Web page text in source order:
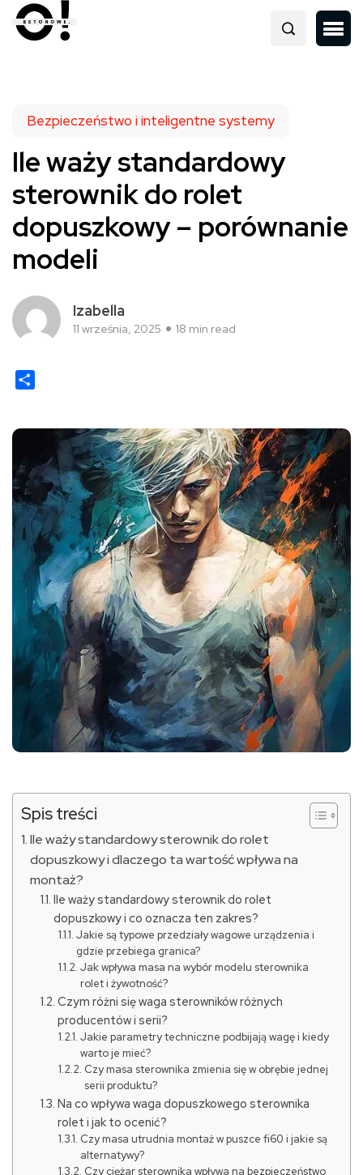
Bezpieczeństwo i inteligentne systemy
Ile waży standardowy
sterownik do rolet
dopuszkowy – porównanie
modeli
Izabella
11 września, 2025 18 min read
Spis treści
Ile waży standardowy sterownik do rolet
dopuszkowy i dlaczego ta wartość wpływa na
montaż?
Ile waży standardowy sterownik do rolet
dopuszkowy i co oznacza ten zakres?
Jakie są typowe przedziały wagowe urządzenia i
gdzie przebiega granica?
Jak wpływa masa na wybór modelu sterownika
rolet i żywotność?
Czym różni się waga sterowników różnych
producentów i serii?
Jakie parametry techniczne podbijają wagę i kiedy
warto je mieć?
Czy masa sterownika zmienia się w obrębie jednej
serii produktu?
Na co wpływa waga dopuszkowego sterownika
rolet i jak to ocenić?
Czy masa utrudnia montaż w puszce fi60 i jakie są
alternatywy?
Czy ciężar sterownika wpływa na bezpieczeństwo